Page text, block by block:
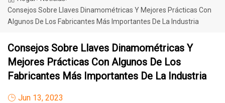
Consejos Sobre Llaves Dinamométricas Y Mejores Prácticas Con
Algunos De Los Fabricantes Más Importantes De La Industria
Consejos Sobre Llaves Dinamométricas Y
Mejores Prácticas Con Algunos De Los
Fabricantes Más Importantes De La Industria
Jun 13, 2023